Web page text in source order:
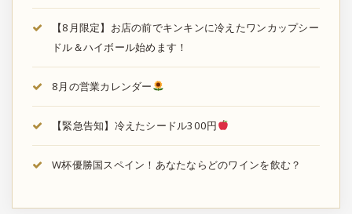
【8月限定】お店の前でキンキンに冷えたワンカップシー
ドル＆ハイボール始めます！
8月の営業カレンダー
【緊急告知】冷えたシードル300円
W杯優勝国スペイン！あなたならどのワインを飲む？